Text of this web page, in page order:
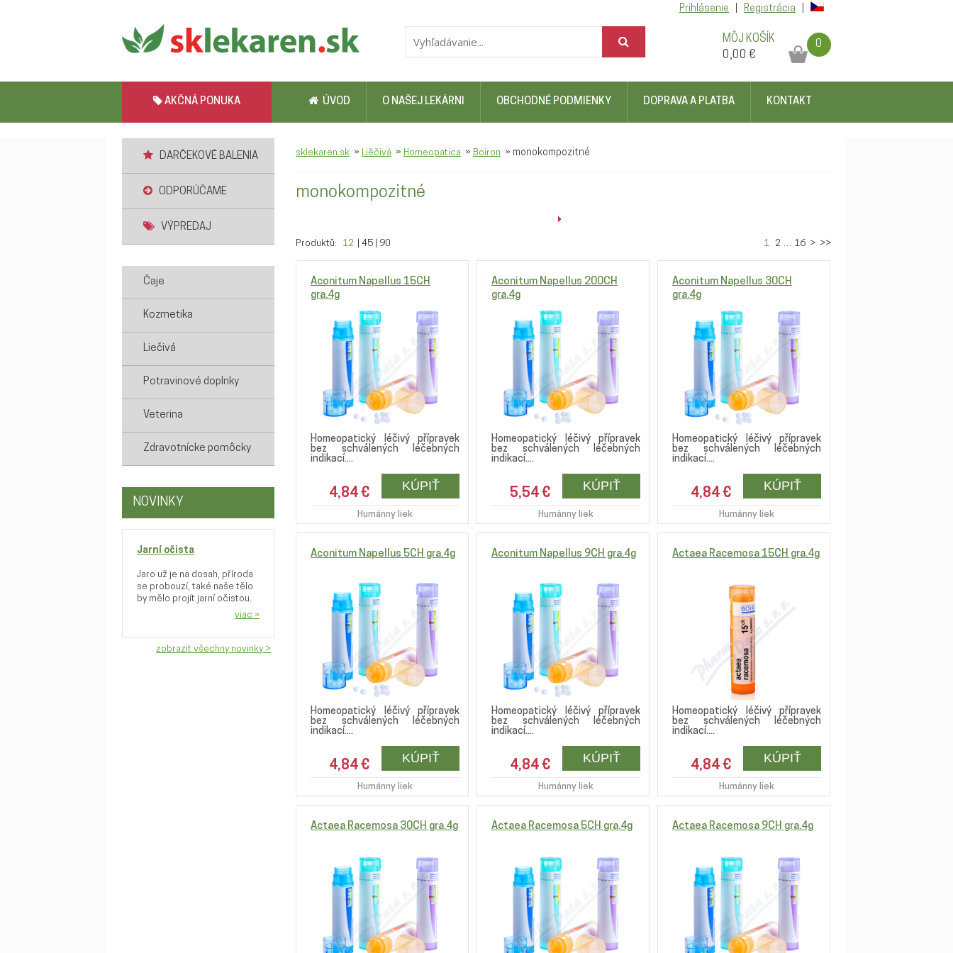
MÔJ KOŠÍK
0,00 €
0
Prihlásenie Registrácia
AKČNÁ PONUKA ÚVOD O NAŠEJ LEKÁRNI OBCHODNÉ PODMIENKY DOPRAVA A PLATBA KONTAKT
DARČEKOVÉ BALENIA
ODPORÚČAME
VÝPREDAJ
Čaje
Kozmetika
Liečivá
Potravinové doplnky
Veterina
Zdravotnícke pomôcky
NOVINKY
Jarní očista
Jaro už je na dosah, příroda
se probouzí, také naše tělo
by mělo projít jarní očistou.
viac »
zobrazit všechny novinky >
sklekaren.sk » Liěčivá » Homeopatica » Boiron » monokompozitné
monokompozitné
Produktů: 12 45 90 1 2 … 16 > >>
Aconitum Napellus 15CH
gra.4g
Homeopatický léčivý přípravek
bez schválených léčebných
indikací....
4,84 €
Humánny liek
Aconitum Napellus 200CH
gra.4g
Homeopatický léčivý přípravek
bez schválených léčebných
indikací....
5,54 €
Humánny liek
Aconitum Napellus 30CH
gra.4g
Homeopatický léčivý přípravek
bez schválených léčebných
indikací....
4,84 €
Humánny liek
Aconitum Napellus 5CH gra.4g
Homeopatický léčivý přípravek
bez schválených léčebných
indikací....
4,84 €
Humánny liek
Aconitum Napellus 9CH gra.4g
Homeopatický léčivý přípravek
bez schválených léčebných
indikací....
4,84 €
Humánny liek
Actaea Racemosa 15CH gra.4g
Homeopatický léčivý přípravek
bez schválených léčebných
indikací....
4,84 €
Humánny liek
Actaea Racemosa 30CH gra.4g Actaea Racemosa 5CH gra.4g Actaea Racemosa 9CH gra.4g